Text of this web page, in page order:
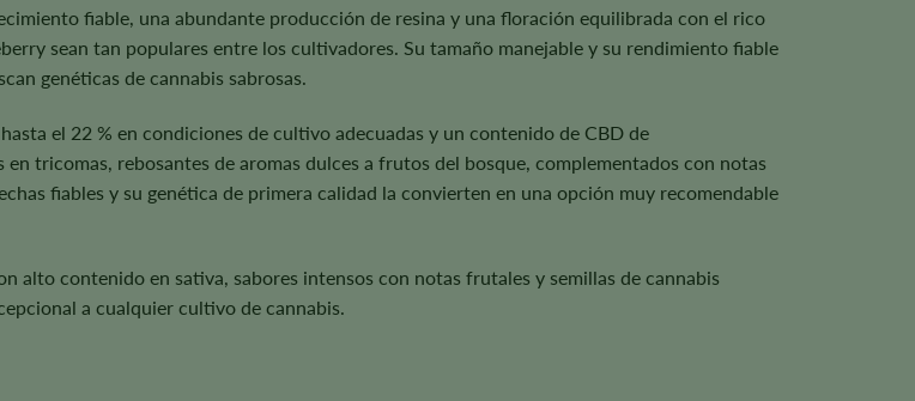
fiable, una abundante producción de resina y una floración equilibrada con el rico
sean tan populares entre los cultivadores. Su tamaño manejable y su rendimiento fiable
genéticas de cannabis sabrosas.
el 22 % en condiciones de cultivo adecuadas y un contenido de CBD de
tricomas, rebosantes de aromas dulces a frutos del bosque, complementados con notas
fiables y su genética de primera calidad la convierten en una opción muy recomendable
alto contenido en sativa, sabores intensos con notas frutales y semillas de cannabis
a cualquier cultivo de cannabis.